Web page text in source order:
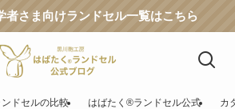
者さま向けランドセル一覧はこちら
ンドセルの比較 はばたく®ランドセル公式 カ